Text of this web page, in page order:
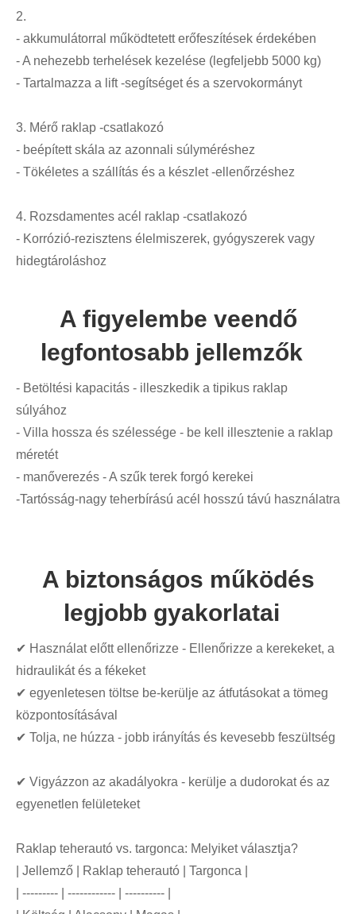
2.
- akkumulátorral működtetett erőfeszítések érdekében
- A nehezebb terhelések kezelése (legfeljebb 5000 kg)
- Tartalmazza a lift -segítséget és a szervokormányt
3. Mérő raklap -csatlakozó
- beépített skála az azonnali súlyméréshez
- Tökéletes a szállítás és a készlet -ellenőrzéshez
4. Rozsdamentes acél raklap -csatlakozó
- Korrózió-rezisztens élelmiszerek, gyógyszerek vagy
hidegtároláshoz
A figyelembe veendő
legfontosabb jellemzők
- Betöltési kapacitás - illeszkedik a tipikus raklap
súlyához
- Villa hossza és szélessége - be kell illesztenie a raklap
méretét
- manőverezés - A szűk terek forgó kerekei
-Tartósság-nagy teherbírású acél hosszú távú használatra
A biztonságos működés
legjobb gyakorlatai
✔ Használat előtt ellenőrizze - Ellenőrizze a kerekeket, a
hidraulikát és a fékeket
✔ egyenletesen töltse be-kerülje az átfutásokat a tömeg
központosításával
✔ Tolja, ne húzza - jobb irányítás és kevesebb feszültség
✔ Vigyázzon az akadályokra - kerülje a dudorokat és az
egyenetlen felületeket
Raklap teherautó vs. targonca: Melyiket választja?
| Jellemző | Raklap teherautó | Targonca |
| --------- | ------------ | ---------- |